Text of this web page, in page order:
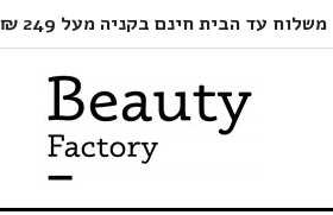
משלוח עד הבית חינם בקניה מעל 249 ₪ תוך 1-5 ימי עסקים בלבד!